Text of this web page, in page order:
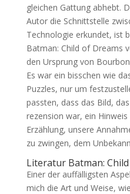
gleichen Gattung abhebt.
Autor die Schnittstelle
Technologie erkundet, ist
Batman: Child of Dreams
den Ursprung von
Es war ein bisschen wie
Puzzles, nur um
passten, dass das Bild,
rezension war, ein
Erzählung, unsere
zu zwingen, dem
Literatur Batman:
Einer der auffälligsten
mich die Art und Weise,